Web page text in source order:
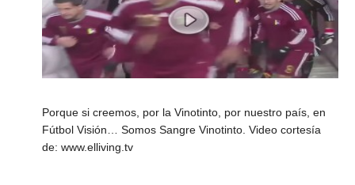
Porque si creemos, por la Vinotinto, por nuestro país, en
Fútbol Visión… Somos Sangre Vinotinto. Video cortesía
de: www.elliving.tv